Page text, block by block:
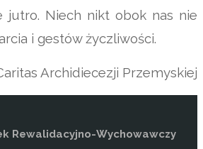
jutro. Niech nikt obok nas nie
i gestów życzliwości.
Archidiecezji Przemyskiej
Rewalidacyjno-Wychowawczy